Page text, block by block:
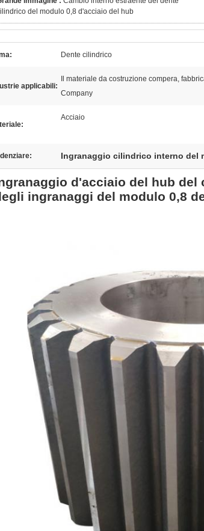
del modulo 0,8 d'acciaio del hub
Dente cilindrico
applicabili:
Il materiale da costruzione compera,
Company
Acciaio
Ingranaggio cilindrico interno del
d'acciaio del hub
ingranaggi del modulo 0,8